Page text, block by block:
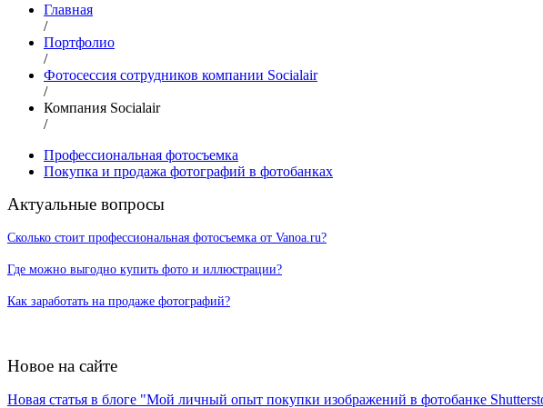
Главная
/
Портфолио
/
Фотосессия сотрудников компании Socialair
/
Компания Socialair
/
Профессиональная фотосъемка
Покупка и продажа фотографий в фотобанках
Актуальные вопросы
Сколько стоит профессиональная фотосъемка от Vanoa.ru?
Где можно выгодно купить фото и иллюстрации?
Как заработать на продаже фотографий?
Новое на сайте
Новая статья в блоге "Мой личный опыт покупки изображений в фотобанке